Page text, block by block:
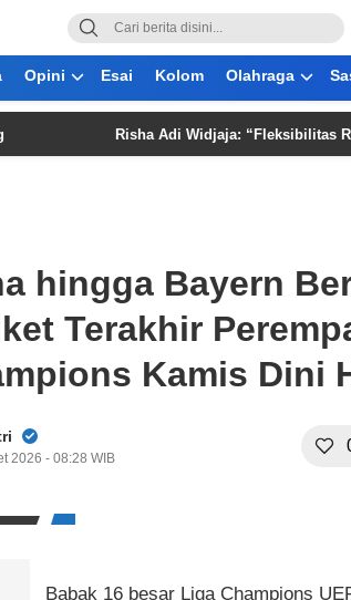
Opini Esai Kolom Olahraga
Risha Adi Widjaja: “Fleksibilitas Rotasi
hingga Bayern
Terakhir
Kamis Dini
2026 - 08:28 WIB
Babak 16 besar Liga Champions